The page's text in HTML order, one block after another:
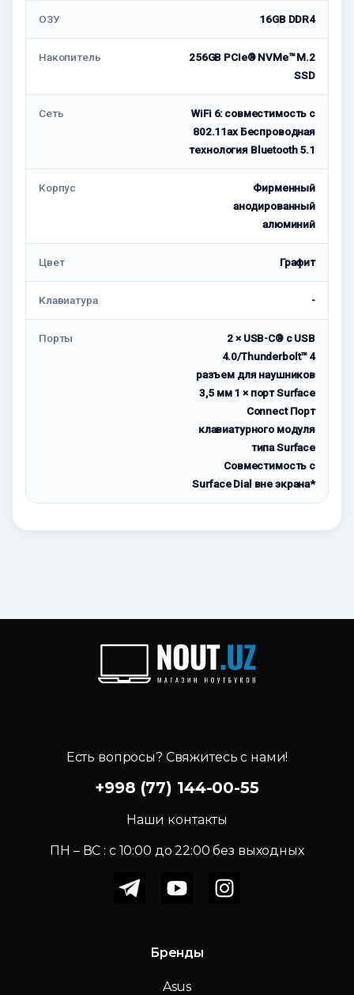
ОЗУ 16GB DDR4
Накопитель
256GB PCIe® NVMe™ M.2
SSD
Сеть
WiFi 6: совместимость с
802.11ax Беспроводная
технология Bluetooth 5.1
Корпус
Фирменный
анодированный
алюминий
Цвет Графит
Клавиатура -
Порты
2 × USB-C® с USB
4.0/Thunderbolt™ 4
разъем для наушников
3,5 мм 1 × порт Surface
Connect Порт
клавиатурного модуля
типа Surface
Совместимость с
Surface Dial вне экрана*
Есть вопросы? Свяжитесь с нами!
+998 (77) 144-00-55
Наши контакты
ПН – ВС : c 10:00 до 22:00 без выходных
Бренды
Asus